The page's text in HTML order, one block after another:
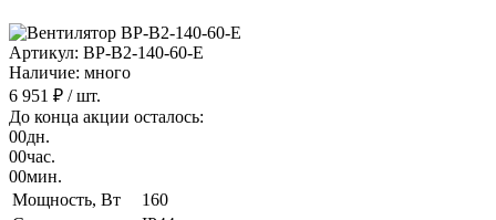
Артикул: ВР-В2-140-60-Е
Наличие: много
6 951 ₽ / шт.
До конца акции осталось:
00дн.
00час.
00мин.
Мощность, Вт
160